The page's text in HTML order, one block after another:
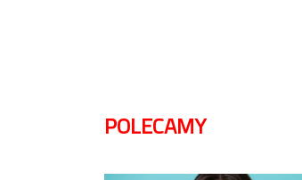
POLECAMY